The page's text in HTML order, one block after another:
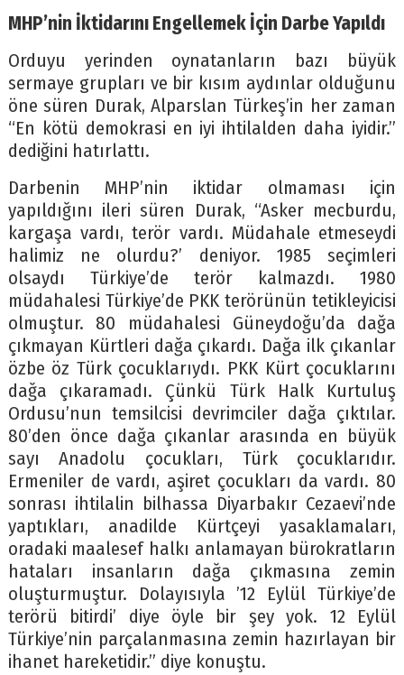
MHP’nin İktidarını Engellemek İçin Darbe Yapıldı
Orduyu yerinden oynatanların bazı büyük
sermaye grupları ve bir kısım aydınlar olduğunu
öne süren Durak, Alparslan Türkeş’in her zaman
“En kötü demokrasi en iyi ihtilalden daha iyidir.”
dediğini hatırlattı.
Darbenin MHP’nin iktidar olmaması için
yapıldığını ileri süren Durak, “Asker mecburdu,
kargaşa vardı, terör vardı. Müdahale etmeseydi
halimiz ne olurdu?’ deniyor. 1985 seçimleri
olsaydı Türkiye’de terör kalmazdı. 1980
müdahalesi Türkiye’de PKK terörünün tetikleyicisi
olmuştur. 80 müdahalesi Güneydoğu’da dağa
çıkmayan Kürtleri dağa çıkardı. Dağa ilk çıkanlar
özbe öz Türk çocuklarıydı. PKK Kürt çocuklarını
dağa çıkaramadı. Çünkü Türk Halk Kurtuluş
Ordusu’nun temsilcisi devrimciler dağa çıktılar.
80’den önce dağa çıkanlar arasında en büyük
sayı Anadolu çocukları, Türk çocuklarıdır.
Ermeniler de vardı, aşiret çocukları da vardı. 80
sonrası ihtilalin bilhassa Diyarbakır Cezaevi’nde
yaptıkları, anadilde Kürtçeyi yasaklamaları,
oradaki maalesef halkı anlamayan bürokratların
hataları insanların dağa çıkmasına zemin
oluşturmuştur. Dolayısıyla ’12 Eylül Türkiye’de
terörü bitirdi’ diye öyle bir şey yok. 12 Eylül
Türkiye’nin parçalanmasına zemin hazırlayan bir
ihanet hareketidir.” diye konuştu.